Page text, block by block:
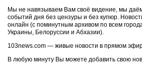
Мы не навязываем Вам своё видение, мы
событий дня без цензуры и без купюр.
онлайн (с поминутным архивом по всем
Украины, Белоруссии и Абхазии).
103news.com — живые новости в прямом
В любую минуту Вы можете добавить свою